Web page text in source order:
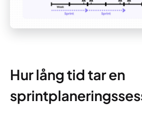
Hur lång tid tar en